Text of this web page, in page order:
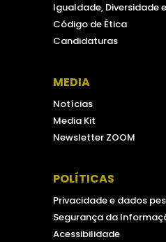
Igualdade, Diversidade
Código de Ética
Candidaturas
MEDIA
Notícias
Media Kit
Newsletter ZOOM
POLÍTICAS
Privacidade e dados
Segurança da
Acessibilidade